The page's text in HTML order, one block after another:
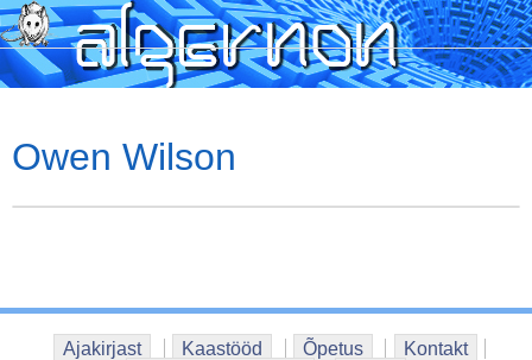
Skip
to
main
content
Owen Wilson
Ajakirjast Kaastööd Õpetus
Kontakt